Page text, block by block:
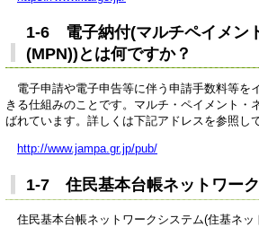
1-6 電子納付(マルチペイメン
(MPN))とは何ですか？
電子申請や電子申告等に伴う申請手数料等を
きる仕組みのことです。マルチ・ペイメント・
ばれています。詳しくは下記アドレスを参照し
http://www.jampa.gr.jp/pub/
1-7 住民基本台帳ネットワー
住民基本台帳ネットワークシステム(住基ネッ